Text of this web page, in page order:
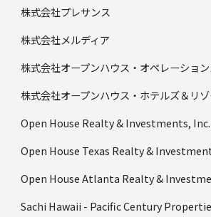
株式会社プレサンス
株式会社メルディア
株式会社オープンハウス・オペレーショ
株式会社オープンハウス・ホテルズ＆リ
Open House Realty & Investments, Inc.
Open House Texas Realty &
Open House Atlanta Realty &
Sachi Hawaii - Pacific Century